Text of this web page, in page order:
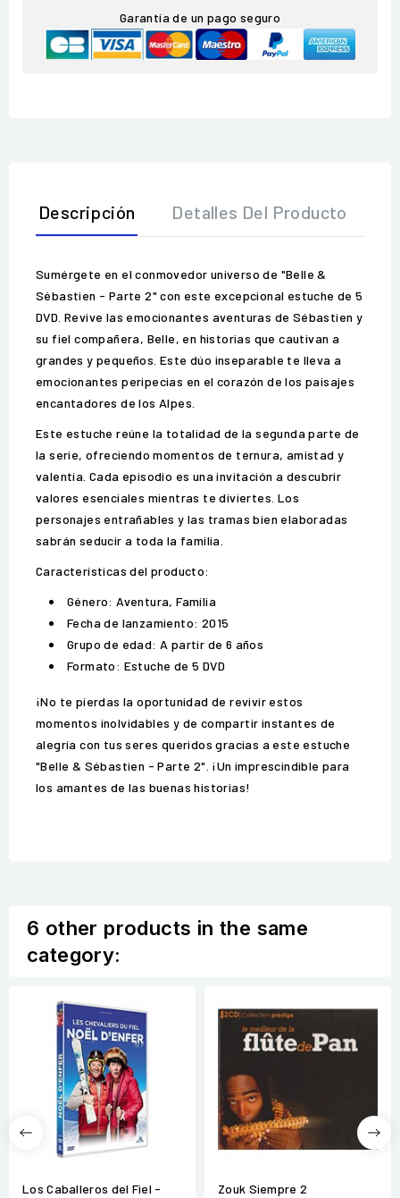
Garantía de un pago seguro
Descripción Detalles Del Producto
Sumérgete en el conmovedor universo de "Belle &
Sébastien - Parte 2" con este excepcional estuche de 5
DVD. Revive las emocionantes aventuras de Sébastien y
su fiel compañera, Belle, en historias que cautivan a
grandes y pequeños. Este dúo inseparable te lleva a
emocionantes peripecias en el corazón de los paisajes
encantadores de los Alpes.
Este estuche reúne la totalidad de la segunda parte de
la serie, ofreciendo momentos de ternura, amistad y
valentía. Cada episodio es una invitación a descubrir
valores esenciales mientras te diviertes. Los
personajes entrañables y las tramas bien elaboradas
sabrán seducir a toda la familia.
Características del producto:
Género: Aventura, Familia
Fecha de lanzamiento: 2015
Grupo de edad: A partir de 6 años
Formato: Estuche de 5 DVD
¡No te pierdas la oportunidad de revivir estos
momentos inolvidables y de compartir instantes de
alegría con tus seres queridos gracias a este estuche
"Belle & Sébastien - Parte 2". ¡Un imprescindible para
los amantes de las buenas historias!
6 other products in the same
category:
Los Caballeros del Fiel -
Zouk Siempre 2